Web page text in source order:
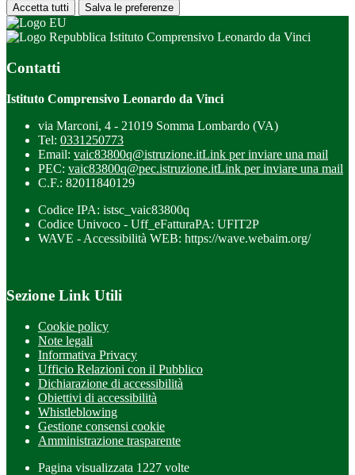
Accetta tutti Salva le preferenze
Istituto Comprensivo Leonardo da Vinci
Contatti
Istituto Comprensivo Leonardo da Vinci
via Marconi, 4 - 21019 Somma Lombardo (VA)
Tel: 0331250773
Email: vaic83800q@istruzione.itLink per inviare una mail
PEC: vaic83800q@pec.istruzione.itLink per inviare una mail
C.F.: 82011840129
Codice IPA: istsc_vaic83800q
Codice Univoco - Uff_eFatturaPA: UFIT2P
WAVE - Accessibilità WEB: https://wave.webaim.org/
Sezione Link Utili
Cookie policy
Note legali
Informativa Privacy
Ufficio Relazioni con il Pubblico
Dichiarazione di accessibilità
Obiettivi di accessibilità
Whistleblowing
Gestione consensi cookie
Amministrazione trasparente
Pagina visualizzata 1227 volte